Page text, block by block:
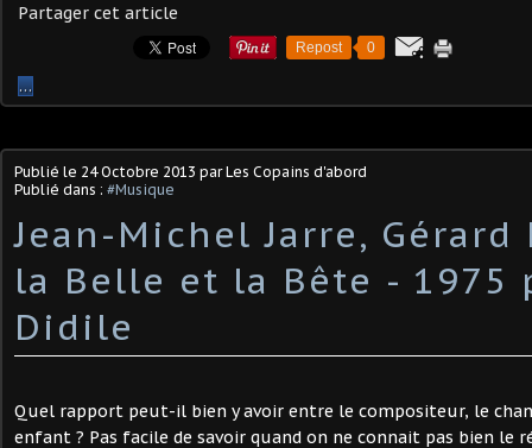
Partager cet article
Repost 0
…
Publié le 24 Octobre 2013 par Les Copains d'abord
Publié dans : #Musique
Jean-Michel Jarre, Gérard
la Belle et la Bête - 1975
Didile
Quel rapport peut-il bien y avoir entre le compositeur, le
enfant ? Pas facile de savoir quand on ne connait pas bien le